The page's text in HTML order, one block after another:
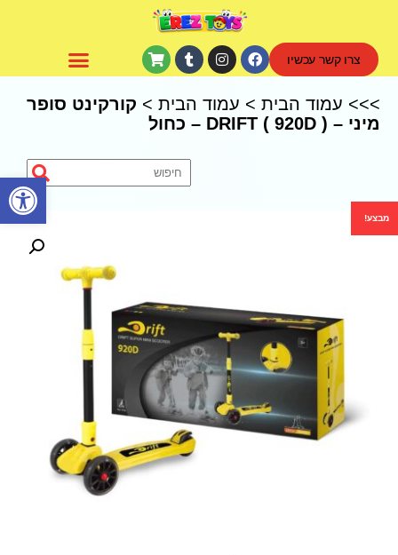
פתח סרגל נגישות
צרו קשר עכשיו
>>> עמוד הבית > עמוד הבית > קורקינט סופר
מיני – ( 920D ) DRIFT – כחול
מבצע!